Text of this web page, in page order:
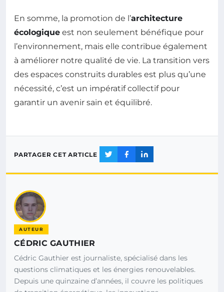
En somme, la promotion de l’architecture
écologique est non seulement bénéfique pour
l’environnement, mais elle contribue également
à améliorer notre qualité de vie. La transition vers
des espaces construits durables est plus qu’une
nécessité, c’est un impératif collectif pour
garantir un avenir sain et équilibré.
PARTAGER CET ARTICLE
AUTEUR
CÉDRIC GAUTHIER
Cédric Gauthier est journaliste, spécialisé dans les
questions climatiques et les énergies renouvelables.
Depuis une quinzaine d’années, il couvre les politiques